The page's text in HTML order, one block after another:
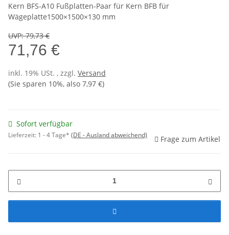
Kern BFS-A10 Fußplatten-Paar für Kern BFB für
Wägeplatte1500×1500×130 mm
UVP:79,73 €
71,76 €
inkl. 19% USt. , zzgl. Versand
(Sie sparen 10%, also 7,97 €)
Sofort verfügbar
Lieferzeit: 1 - 4 Tage* (DE - Ausland abweichend) Frage zum Artikel